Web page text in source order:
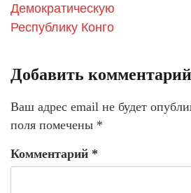
Демократическую
Республику Конго
Добавить комментарий
Ваш адрес email не будет
поля помечены *
Комментарий *